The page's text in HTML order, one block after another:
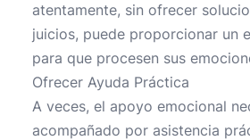
atentamente, sin ofrecer
juicios, puede proporcionar un
para que procesen sus
Ofrecer Ayuda Práctica
A veces, el apoyo emocional
acompañado por asistencia